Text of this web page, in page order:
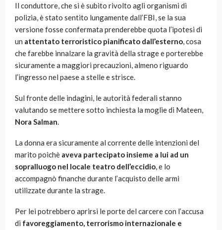
Il conduttore, che si è subito rivolto agli organismi di
polizia, è stato sentito lungamente dall’FBI, se la sua
versione fosse confermata prenderebbe quota l’ipotesi di
un attentato terroristico pianificato dall’esterno, cosa
che farebbe innalzare la gravità della strage e porterebbe
sicuramente a maggiori precauzioni, almeno riguardo
l’ingresso nel paese a stelle e strisce.
Sul fronte delle indagini, le autorità federali stanno
valutando se mettere sotto inchiesta la moglie di Mateen,
Nora Salman.
La donna era sicuramente al corrente delle intenzioni del
marito poichè aveva partecipato insieme a lui ad un
sopralluogo nel locale teatro dell’eccidio, e lo
accompagnò finanche durante l’acquisto delle armi
utilizzate durante la strage.
Per lei potrebbero aprirsi le porte del carcere con l’accusa
di favoreggiamento, terrorismo internazionale e